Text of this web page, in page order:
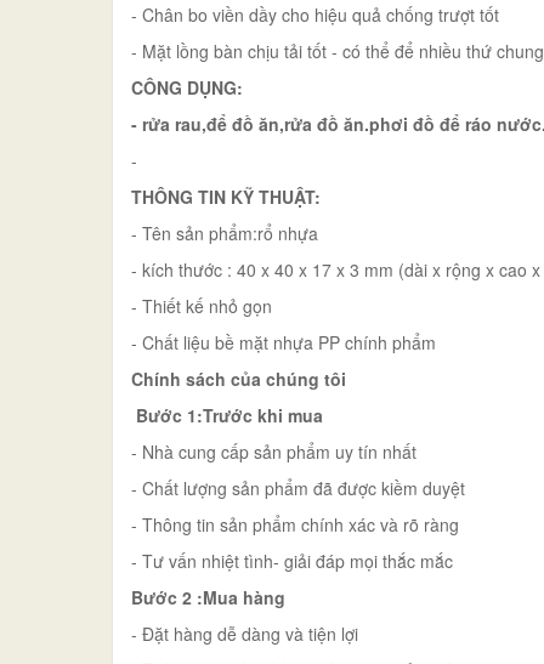
- Chân bo viền dầy cho hiệu quả chống trượt tốt
- Mặt lồng bàn chịu tải tốt - có thể để nhiều thứ
CÔNG DỤNG:
- rửa rau,để đồ ăn,rửa đồ ăn.phơi đồ để ráo nước.
-
THÔNG TIN KỸ THUẬT:
- Tên sản phẩm:rổ nhựa
- kích thước : 40 x 40 x 17 x 3 mm (dài x rộng x cao
- Thiết kế nhỏ gọn
- Chất liệu bề mặt nhựa PP chính phẩm
Chính sách của chúng tôi
Bước 1:Trước khi mua
- Nhà cung cấp sản phẩm uy tín nhất
- Chất lượng sản phẩm đã được kiềm duyệt
- Thông tin sản phẩm chính xác và rõ ràng
- Tư vấn nhiệt tình- giải đáp mọi thắc mắc
Bước 2 :Mua hàng
- Đặt hàng dễ dàng và tiện lợi